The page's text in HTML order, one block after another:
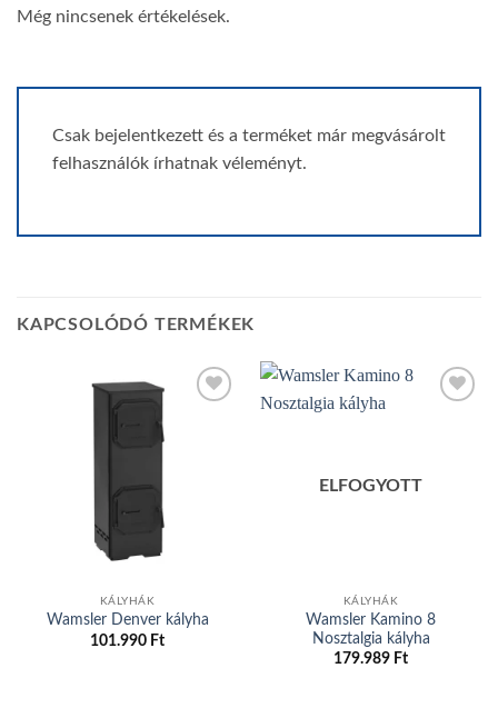
Még nincsenek értékelések.
Csak bejelentkezett és a terméket már megvásárolt
felhasználók írhatnak véleményt.
KAPCSOLÓDÓ TERMÉKEK
KÁLYHÁK
Wamsler Denver kályha
101.990 Ft
ELFOGYOTT
KÁLYHÁK
Wamsler Kamino 8
Nosztalgia kályha
179.989 Ft